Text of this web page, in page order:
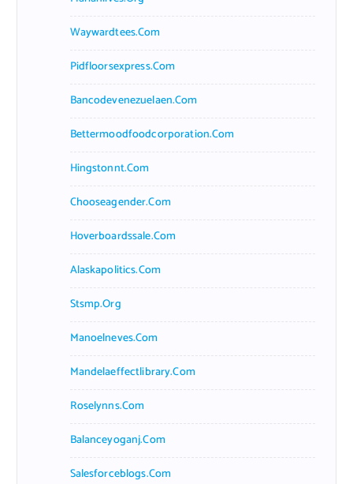
Waywardtees.com
Pidfloorsexpress.com
Bancodevenezuelaen.com
Bettermoodfoodcorporation.com
Hingstonnt.com
Chooseagender.com
Hoverboardssale.com
Alaskapolitics.com
Stsmp.org
Manoelneves.com
Mandelaeffectlibrary.com
Roselynns.com
Balanceyoganj.com
Salesforceblogs.com